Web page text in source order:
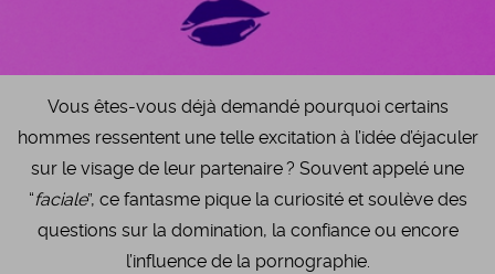
Vous êtes-vous déjà demandé pourquoi certains
hommes ressentent une telle excitation à l’idée d’éjaculer
sur le visage de leur partenaire ? Souvent appelé une
“faciale”, ce fantasme pique la curiosité et soulève des
questions sur la domination, la confiance ou encore
l’influence de la pornographie.